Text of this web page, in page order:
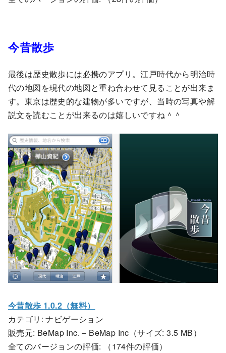
今昔散歩
最後は歴史散歩には必携のアプリ。江戸時代から明治時
代の地図を現代の地図と重ね合わせて見ることが出来ま
す。東京は歴史的な建物が多いですが、当時の写真や解
説文を読むことが出来るのは嬉しいですね＾＾
今昔散歩 1.0.2（無料）
カテゴリ: ナビゲーション
販売元: BeMap Inc. – BeMap Inc（サイズ: 3.5 MB）
全てのバージョンの評価:
（174件の評価）